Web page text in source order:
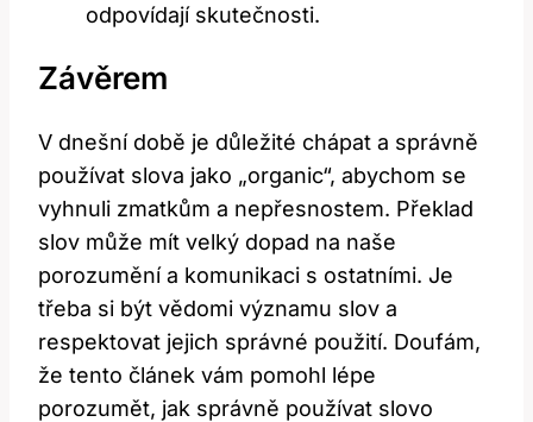
odpovídají skutečnosti.
Závěrem
V dnešní době je důležité chápat a správně
používat slova jako „organic“, abychom se
vyhnuli zmatkům a nepřesnostem. Překlad
slov může mít velký dopad na naše
porozumění a komunikaci s ostatními. Je
třeba si být vědomi významu slov a
respektovat jejich správné použití. Doufám,
že tento článek vám pomohl lépe
porozumět, jak správně používat slovo